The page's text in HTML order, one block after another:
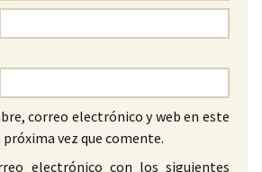
correo electrónico y web en este
vez que comente.
electrónico con los siguientes